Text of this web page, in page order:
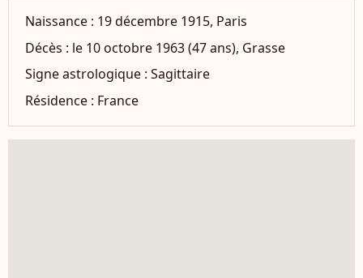
Naissance : 19 décembre 1915, Paris
Décès : le 10 octobre 1963 (47 ans), Grasse
Signe astrologique :Sagittaire
Résidence : France